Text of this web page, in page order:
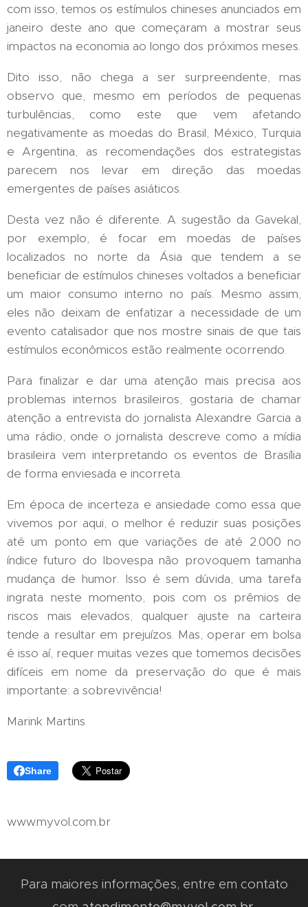
com isso, temos os estímulos chineses anunciados em
janeiro deste ano que começaram a mostrar seus
impactos na economia ao longo dos próximos meses.
Dito isso, não chega a ser surpreendente, mas
observo que, mesmo em períodos de pequenas
turbulências, como este que vem afetando
negativamente as moedas do Brasil, México, Turquia
e Argentina, as recomendações dos estrategistas
parecem nos levar em direção das moedas
emergentes de países asiáticos.
Desta vez não é diferente. A sugestão da Gavekal,
por exemplo, é focar em moedas de países
localizados no norte da Ásia que tendem a se
beneficiar de estímulos chineses voltados a beneficiar
um maior consumo interno no país. Mesmo assim,
eles não deixam de enfatizar a necessidade de um
evento catalisador que nos mostre sinais de que tais
estímulos econômicos estão realmente ocorrendo.
Para finalizar e dar uma atenção mais precisa aos
problemas internos brasileiros, gostaria de chamar
atenção a entrevista do jornalista Alexandre Garcia a
uma rádio, onde o jornalista descreve como a mídia
brasileira vem interpretando os eventos de Brasília
de forma enviesada e incorreta.
Em época de incerteza e ansiedade como essa que
vivemos por aqui, o melhor é reduzir suas posições
até um ponto em que variações de até 2.000 no
índice futuro do Ibovespa não provoquem tamanha
mudança de humor. Isso é sem dúvida, uma tarefa
ingrata neste momento, pois com os prêmios de
riscos mais elevados, qualquer ajuste na carteira
tende a resultar em prejuízos. Mas, operar em bolsa
é isso aí, requer muitas vezes que tomemos decisões
difíceis em nome da preservação do que é mais
importante: a sobrevivência!
Marink Martins
Share
www.myvol.com.br
Para maiores informações, entre em contato